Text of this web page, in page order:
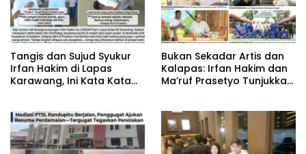
‎Tangis dan Sujud Syukur
Irfan Hakim di Lapas
Karawang, Ini Kata Kata
‎Bukan Sekadar Artis dan
Kalapas: Irfan Hakim dan
Ma’ruf Prasetyo Tunjukkan